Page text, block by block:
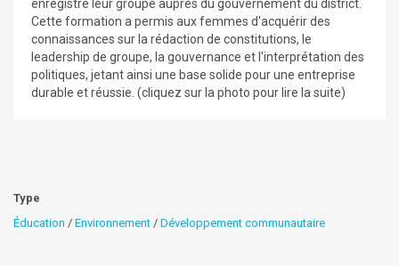
enregistré leur groupe auprès du gouvernement du district.
Cette formation a permis aux femmes d'acquérir des
connaissances sur la rédaction de constitutions, le
leadership de groupe, la gouvernance et l'interprétation des
politiques, jetant ainsi une base solide pour une entreprise
durable et réussie. (cliquez sur la photo pour lire la suite)
Type
Éducation / Environnement / Développement communautaire